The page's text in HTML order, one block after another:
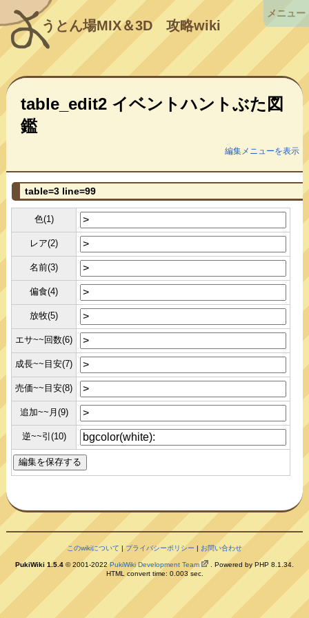
うとん場MIX＆3D攻略wiki
table_edit2 イベントハントぶた図
鑑
編集メニューを表示
table=3 line=99
色(1)
レア(2)
名前(3)
偏食(4)
放牧(5)
エサ~~回数(6)
成長~~目安(7)
売価~~目安(8)
追加~~月(9)
逆~~引(10)
このwikiについて |プライバシーポリシー | お問い合わせ
PukiWiki 1.5.4 © 2001-2022PukiWiki Development Team
. Powered by PHP 8.1.34.
HTML convert time: 0.003 sec.
メニュー